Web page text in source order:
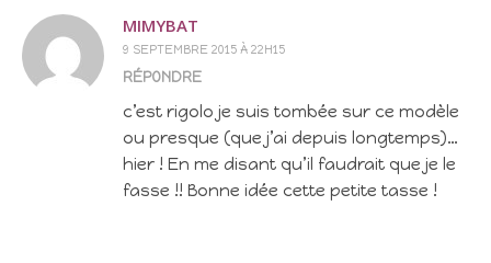
MIMYBAT
9 SEPTEMBRE 2015 À 22H15
RÉPONDRE
c’est rigolo je suis tombée sur ce modèle
ou presque (que j’ai depuis longtemps)…
hier ! En me disant qu’il faudrait que je le
fasse !! Bonne idée cette petite tasse !